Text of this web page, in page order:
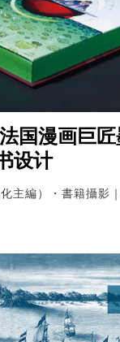
国漫画巨
设计
主編）・書籍攝影